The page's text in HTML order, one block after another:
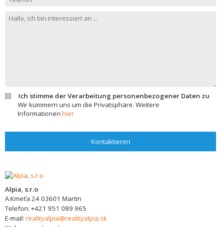
Ich stimme der Verarbeitung personenbezogener Daten zu
Wir kümmern uns um die Privatsphäre. Weitere
Informationen hier
Kontaktieren
Alpia, s.r.o
A.Kmeťa 2403601 Martin
Telefon: +421 951 089 965
E-mail: realityalpia@realityalpia.sk